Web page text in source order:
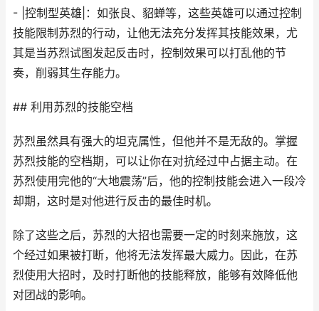
- |控制型英雄|：如张良、貂蝉等，这些英雄可以通过控制
技能限制苏烈的行动，让他无法充分发挥其技能效果，尤
其是当苏烈试图发起反击时，控制效果可以打乱他的节
奏，削弱其生存能力。
## 利用苏烈的技能空档
苏烈虽然具有强大的坦克属性，但他并不是无敌的。掌握
苏烈技能的空档期，可以让你在对抗经过中占据主动。在
苏烈使用完他的“大地震荡”后，他的控制技能会进入一段冷
却期，这时是对他进行反击的最佳时机。
除了这些之后，苏烈的大招也需要一定的时刻来施放，这
个经过如果被打断，他将无法发挥最大威力。因此，在苏
烈使用大招时，及时打断他的技能释放，能够有效降低他
对团战的影响。